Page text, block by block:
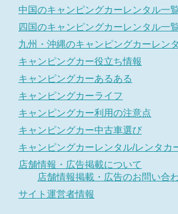
中国のキャンピングカーレンタル一
四国のキャンピングカーレンタル一
九州・沖縄のキャンピングカーレン
キャンピングカー役立ち情報
キャンピングカーあるある
キャンピングカーライフ
キャンピングカー利用の注意点
キャンピングカー中古車選び
キャンピングカーレンタル/レンタカ
店舗情報・広告掲載について
店舗情報掲載・広告のお問い合
サイト運営者情報